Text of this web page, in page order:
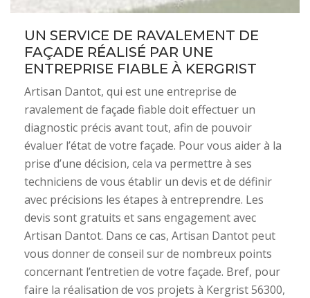
UN SERVICE DE RAVALEMENT DE
FAÇADE RÉALISÉ PAR UNE
ENTREPRISE FIABLE À KERGRIST
Artisan Dantot, qui est une entreprise de
ravalement de façade fiable doit effectuer un
diagnostic précis avant tout, afin de pouvoir
évaluer l’état de votre façade. Pour vous aider à la
prise d’une décision, cela va permettre à ses
techniciens de vous établir un devis et de définir
avec précisions les étapes à entreprendre. Les
devis sont gratuits et sans engagement avec
Artisan Dantot. Dans ce cas, Artisan Dantot peut
vous donner de conseil sur de nombreux points
concernant l’entretien de votre façade. Bref, pour
faire la réalisation de vos projets à Kergrist 56300,